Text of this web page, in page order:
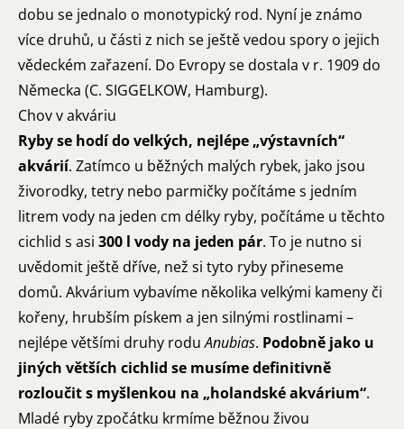
dobu se jednalo o monotypický rod. Nyní je známo
více druhů, u části z nich se ještě vedou spory o jejich
vědeckém zařazení. Do Evropy se dostala v r. 1909 do
Německa (C. SIGGELKOW, Hamburg).
Chov v akváriu
Ryby se hodí do velkých, nejlépe „výstavních“
akvárií. Zatímco u běžných malých rybek, jako jsou
živorodky, tetry nebo parmičky počítáme s jedním
litrem vody na jeden cm délky ryby, počítáme u těchto
cichlid s asi 300 l vody na jeden pár. To je nutno si
uvědomit ještě dříve, než si tyto ryby přineseme
domů. Akvárium vybavíme několika velkými kameny či
kořeny, hrubším pískem a jen silnými rostlinami –
nejlépe většími druhy roduAnubias. Podobně jako u
jiných větších cichlid se musíme definitivně
rozloučit s myšlenkou na „holandské akvárium“.
Mladé ryby zpočátku krmíme běžnou živou